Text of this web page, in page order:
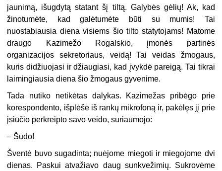
jaunimą, išugdytą statant šį tiltą. Galybės gėlių! Ak, kad
žinotumėte, kad galėtumėte būti su mumis! Tai
nuostabiausia diena visiems šio tilto statytojams! Matome
draugo Kazimežo Rogalskio, įmonės partinės
organizacijos sekretoriaus, veidą! Tai veidas žmogaus,
kuris didžiuojasi ir džiaugiasi, kad įvykdė pareigą. Tai tikrai
laimingiausia diena šio žmogaus gyvenime.
Tada nutiko netikėtas dalykas. Kazimežas pribėgo prie
korespondento, išplėšė iš rankų mikrofoną ir, pakėlęs jį prie
įsiūčio perkreipto savo veido, suriaumojo:
– Šūdo!
Šventė buvo sugadinta; nuėjome miegoti ir miegojome dvi
dienas. Paskui atvažiavo daug sunkvežimių. Sukrovėme